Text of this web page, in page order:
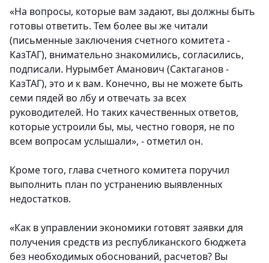
«На вопросы, которые вам задают, вы должны быть
готовы ответить. Тем более вы же читали
(письменные заключения счетного комитета -
КазТАГ), внимательно знакомились, согласились,
подписали. Нурымбет Аманович (Сактаганов -
КазТАГ), это и к вам. Конечно, вы не можете быть
семи пядей во лбу и отвечать за всех
руководителей. Но таких качественных ответов,
которые устроили бы, мы, честно говоря, не по
всем вопросам услышали», - отметил он.
Кроме того, глава счетного комитета поручил
выполнить план по устранению выявленных
недостатков.
«Как в управлении экономики готовят заявки для
получения средств из республиканского бюджета
без необходимых обоснований, расчетов? Вы